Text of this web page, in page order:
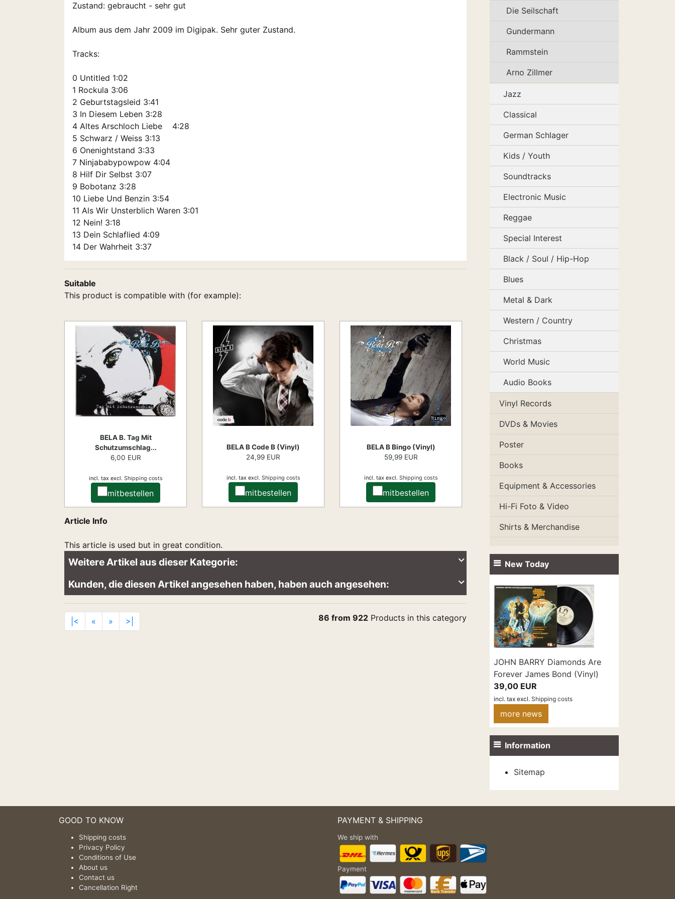
Zustand: gebraucht - sehr gut
Album aus dem Jahr 2009 im Digipak. Sehr guter Zustand.
Tracks:
0 Untitled 1:02
1 Rockula 3:06
2 Geburtstagsleid 3:41
3 In Diesem Leben 3:28
4 Altes Arschloch Liebe 4:28
5 Schwarz / Weiss 3:13
6 Onenightstand 3:33
7 Ninjababypowpow 4:04
8 Hilf Dir Selbst 3:07
9 Bobotanz 3:28
10 Liebe Und Benzin 3:54
11 Als Wir Unsterblich Waren 3:01
12 Nein! 3:18
13 Dein Schlaflied 4:09
14 Der Wahrheit 3:37
Suitable
This product is compatible with (for example):
BELA B. Tag Mit
Schutzumschlag...
6,00 EUR
incl. taxexcl. Shipping costs
mitbestellen
BELA B Code B (Vinyl)
24,99 EUR
incl. taxexcl. Shipping costs
mitbestellen
BELA B Bingo (Vinyl)
59,99 EUR
incl. taxexcl. Shipping costs
mitbestellen
Article Info
This article is used but in great condition.
Weitere Artikel aus dieser Kategorie:
Kunden, die diesen Artikel angesehen haben, haben auch angesehen:
|< « » >| 86 from 922Products in this category
Die Seilschaft
Gundermann
Rammstein
Arno Zillmer
Jazz
Classical
German Schlager
Kids / Youth
Soundtracks
Electronic Music
Reggae
Special Interest
Black / Soul / Hip-Hop
Blues
Metal & Dark
Western / Country
Christmas
World Music
Audio Books
Vinyl Records
DVDs & Movies
Poster
Books
Equipment & Accessories
Hi-Fi Foto & Video
Shirts & Merchandise
New Today
JOHN BARRY Diamonds Are
Forever James Bond (Vinyl)
39,00 EUR
incl. taxexcl. Shipping costs
more news
Information
Sitemap
GOOD TO KNOW
Shipping costs
Privacy Policy
Conditions of Use
About us
Contact us
Cancellation Right
PAYMENT & SHIPPING
We ship with
Payment